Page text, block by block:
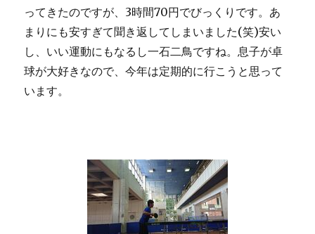
ってきたのですが、3時間70円でびっくりです。あ
まりにも安すぎて聞き返してしまいました(笑)安い
し、いい運動にもなるし一石二鳥ですね。息子が卓
球が大好きなので、今年は定期的に行こうと思って
います。